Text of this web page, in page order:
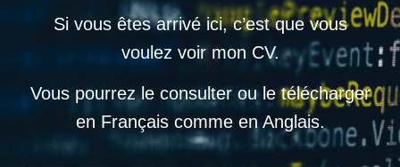
Si vous êtes arrivé ici, c’est que vous
voulez voir mon CV.
Vous pourrez le consulter ou le télécharger
en Français comme en Anglais.